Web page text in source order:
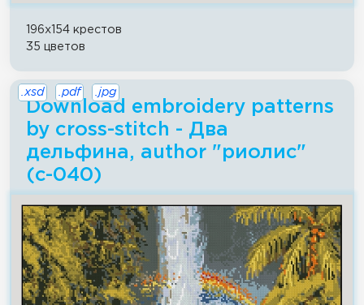
196x154 крестов
35 цветов
Download embroidery patterns
by cross-stitch - Два
дельфина, author "риолис"
(с-040)
.xsd .pdf .jpg